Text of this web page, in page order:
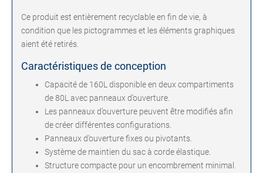
Ce produit est entièrement recyclable en fin de vie, à
condition que les pictogrammes et les éléments graphiques
aient été retirés.
Caractéristiques de conception
Capacité de 160L disponible en deux compartiments
de 80L avec panneaux d’ouverture.
Les panneaux d’ouverture peuvent être modifiés afin
de créer différentes configurations.
Panneaux d’ouverture fixes ou pivotants.
Système de maintien du sac à corde élastique.
Structure compacte pour un encombrement minimal.